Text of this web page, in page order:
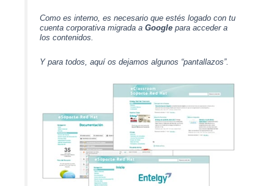
Como es interno, es necesario que estés logado con tu
cuenta corporativa migrada a Google para acceder a
los contenidos.
Y para todos, aquí os dejamos algunos “pantallazos”.